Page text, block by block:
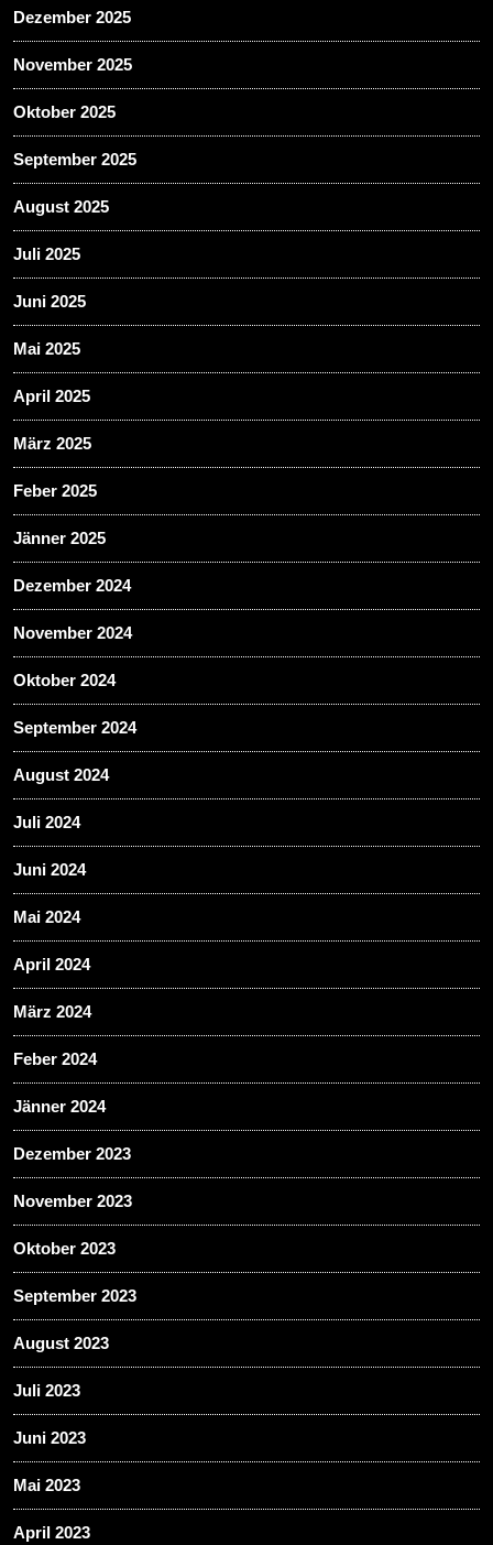
Dezember 2025
November 2025
Oktober 2025
September 2025
August 2025
Juli 2025
Juni 2025
Mai 2025
April 2025
März 2025
Feber 2025
Jänner 2025
Dezember 2024
November 2024
Oktober 2024
September 2024
August 2024
Juli 2024
Juni 2024
Mai 2024
April 2024
März 2024
Feber 2024
Jänner 2024
Dezember 2023
November 2023
Oktober 2023
September 2023
August 2023
Juli 2023
Juni 2023
Mai 2023
April 2023